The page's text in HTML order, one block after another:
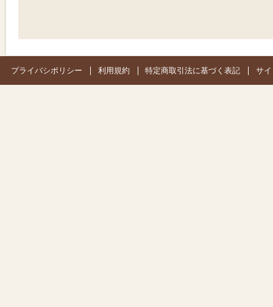
プライバシポリシー 利用規約 特定商取引法に基づく表記 サ